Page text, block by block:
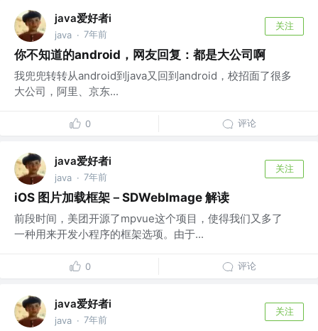
java爱好者i
java · 7年前
关注
你不知道的android，网友回复：都是大公司啊
我兜兜转转从android到java又回到android，校招面了很多
大公司，阿里、京东...
0 评论
java爱好者i
java · 7年前
关注
iOS 图片加载框架－SDWebImage 解读
前段时间，美团开源了mpvue这个项目，使得我们又多了
一种用来开发小程序的框架选项。由于...
0 评论
java爱好者i
java · 7年前
关注